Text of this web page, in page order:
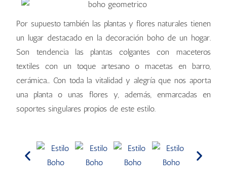
Por supuesto también las plantas y flores naturales tienen
un lugar destacado en la decoración boho de un hogar.
Son tendencia las plantas colgantes con maceteros
textiles con un toque artesano o macetas en barro,
cerámica… Con toda la vitalidad y alegría que nos aporta
una planta o unas flores y, además, enmarcadas en
soportes singulares propios de este estilo.